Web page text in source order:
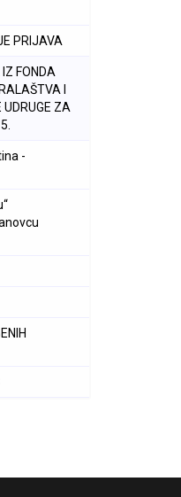
PRIJAVA
FONDA
I
UDRUGE ZA
-